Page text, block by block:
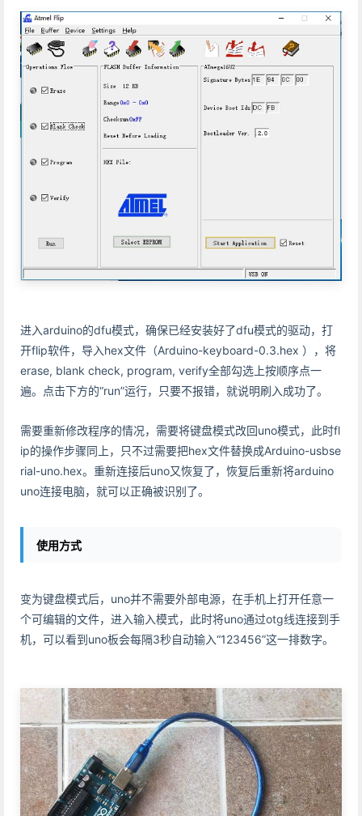
进入arduino的dfu模式，确保已经安装好了dfu模式的驱动，打
开flip软件，导入hex文件（Arduino-keyboard-0.3.hex ），将
erase, blank check, program, verify全部勾选上按顺序点一
遍。点击下方的“run”运行，只要不报错，就说明刷入成功了。
需要重新修改程序的情况，需要将键盘模式改回uno模式，此时fl
ip的操作步骤同上，只不过需要把hex文件替换成Arduino-usbse
rial-uno.hex。重新连接后uno又恢复了，恢复后重新将arduino
uno连接电脑，就可以正确被识别了。
使用方式
变为键盘模式后，uno并不需要外部电源，在手机上打开任意一
个可编辑的文件，进入输入模式，此时将uno通过otg线连接到手
机，可以看到uno板会每隔3秒自动输入“123456”这一排数字。